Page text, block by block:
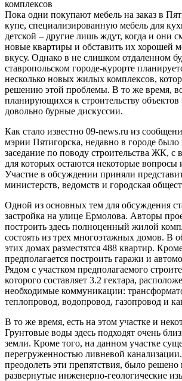
Пока одни покупают мебель на заказ в
купе, специализированную мебель для
детской – другие лишь ждут, когда и они
новые квартиры и обставить их хорошей
вкусу. Однако в не слишком отдаленном
ставропольском городе-курорте
несколько новых жилых комплексов,
решению этой проблемы. В то же время,
планирующихся к строительству объектов
довольно бурные дискуссии.
Как стало известно 09-news.ru из
мэрии Пятигорска, недавно в городе было
заседание по поводу строительства ЖК,
для которых остаются некоторые вопросы
Участие в обсуждении приняли
министерств, ведомств и городская
Одной из основных тем для обсуждения
застройка на улице Ермолова. Авторы
построить здесь полноценный жилой
состоять из трех многоэтажных домов. В
этих домах разместятся 488 квартир.
предполагается построить гаражи и
Рядом с участком предполагаемого
которого составляет 3.2 гектара,
необходимые коммуникации:
теплопровод, водопровод, газопровод и
В то же время, есть на этом участке и
Грунтовые воды здесь подходят очень
земли. Кроме того, на данном участке
перегруженностью ливневой
преодолеть эти препятствия, было решено
развернутые инженерно-геологические